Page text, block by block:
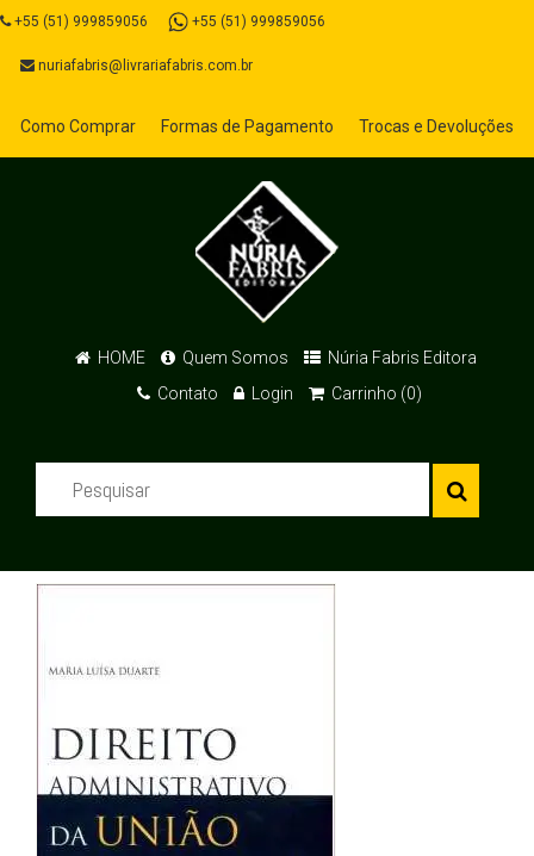
+55 (51) 999859056 +55 (51) 999859056
nuriafabris@livrariafabris.com.br
Como Comprar Formas de Pagamento Trocas e Devoluções
HOME Quem Somos
Núria Fabris Editora
Contato
Login Carrinho (0)